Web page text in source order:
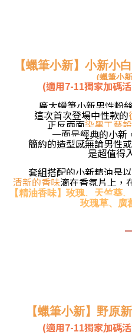
【蠟筆小新】小新小
(蠟筆小
(適用7-11獨家加碼
廣大蠟筆小新男性粉
這次首次登場中性款的
正反兩面染黑工藝
一面是經典的小新
簡約的造型感無論男性
是超值得
套組搭配的小新精油是以
清新的香味滴在香氛片上，
【精油香味】玫瑰、天竺葵
玫瑰草、廣
【蠟筆小新】野原
(適用7-11獨家加碼